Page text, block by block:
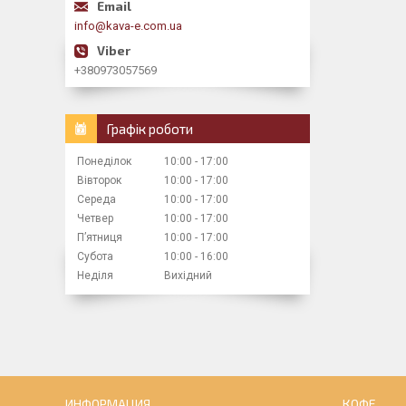
info@kava-e.com.ua
+380973057569
Графік роботи
Понеділок 10:00
17:00
Вівторок
10:00
17:00
Середа
10:00
17:00
Четвер
10:00
17:00
Пʼятниця
10:00
17:00
Субота
10:00
16:00
Неділя
Вихідний